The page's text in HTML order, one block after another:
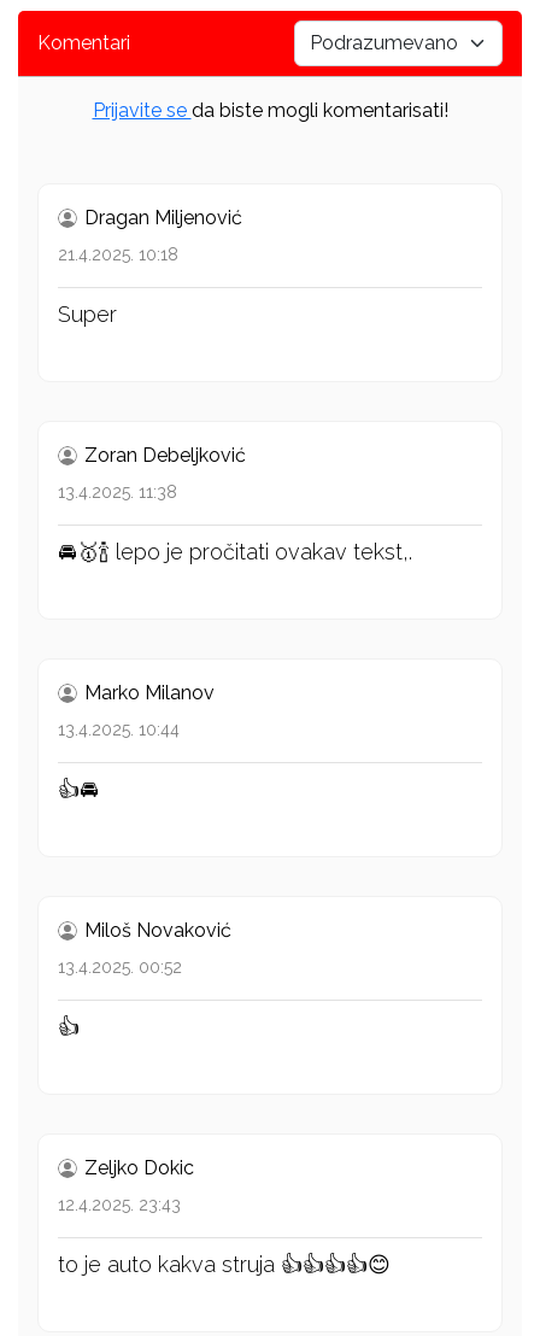
Komentari
Prijavite se da biste mogli komentarisati!
Dragan Miljenović
21.4.2025. 10:18
Super
Zoran Debeljković
13.4.2025. 11:38
🚘🥇🍾 lepo je pročitati ovakav tekst,.
Marko Milanov
13.4.2025. 10:44
👍🚘
Miloš Novaković
13.4.2025. 00:52
👍
Zeljko Dokic
12.4.2025. 23:43
to je auto kakva struja 👍👍👍👍😊